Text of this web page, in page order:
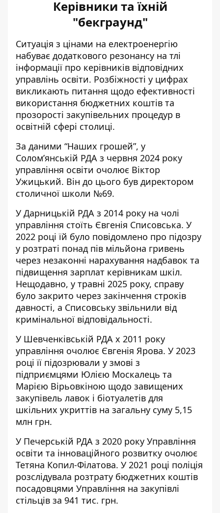
Керівники та їхній
"бекграунд"
Ситуація з цінами на електроенергію
набуває додаткового резонансу на тлі
інформації про керівників відповідних
управлінь освіти. Розбіжності у цифрах
викликають питання щодо ефективності
використання бюджетних коштів та
прозорості закупівельних процедур в
освітній сфері столиці.
За даними “Наших грошей”, у
Солом’янській РДА з червня 2024 року
управління освіти очолює Віктор
Ужицький. Він до цього був директором
столичної школи №69.
У Дарницькій РДА з 2014 року на чолі
управління стоїть Євгенія Списовська. У
2022 році їй було повідомлено про підозру
у розтраті понад пів мільйона гривень
через незаконні нарахування надбавок та
підвищення зарплат керівникам шкіл.
Нещодавно, у травні 2025 року, справу
було закрито через закінчення строків
давності, а Списовську звільнили від
кримінальної відповідальності.
У Шевченківській РДА х 2011 року
управління очолює Євгенія Ярова. У 2023
році її підозрювали у змові з
підприємцями Юлією Москалець та
Марією Вірьовкіною щодо завищених
закупівель лавок і біотуалетів для
шкільних укриттів на загальну суму 5,15
млн грн.
У Печерській РДА з 2020 року Управління
освіти та інноваційного розвитку очолює
Тетяна Копил-Філатова. У 2021 році поліція
розслідувала розтрату бюджетних коштів
посадовцями Управління на закупівлі
стільців за 941 тис. грн.